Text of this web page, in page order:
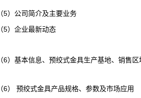
司简介及主要业务
企业最新动态
本信息、预绞式金具生产基地、销售区
绞式金具产品规格、参数及市场应用